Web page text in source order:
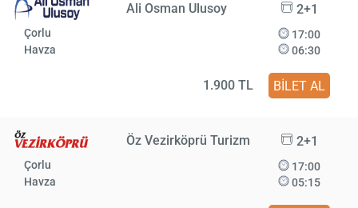
Ali Osman Ulusoy 2+1
Çorlu
Havza
17:00
06:30
1.900 TL BİLET AL
Öz Vezirköprü Turizm 2+1
Çorlu
Havza
17:00
05:15